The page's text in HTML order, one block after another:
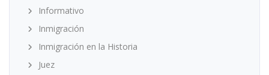
Informativo
Inmigración
Inmigración en la Historia
Juez